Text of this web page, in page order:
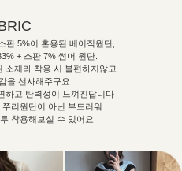
판 5%이 혼용된 베이직원단,
+ 스판 7% 썸머 원단.
소재라 착용 시 불편하지않고
을 선사해주구요
하고 탄력성이 느껴진답니다
리원단이 아닌 부드러워
착용해보실 수 있어요